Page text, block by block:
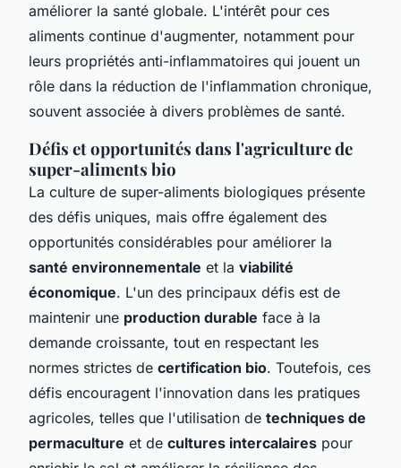
améliorer la santé globale. L'intérêt pour ces
aliments continue d'augmenter, notamment pour
leurs propriétés anti-inflammatoires qui jouent un
rôle dans la réduction de l'inflammation chronique,
souvent associée à divers problèmes de santé.
Défis et opportunités dans l'agriculture de
super-aliments bio
La culture de super-aliments biologiques présente
des défis uniques, mais offre également des
opportunités considérables pour améliorer la
santé environnementale et la viabilité
économique. L'un des principaux défis est de
maintenir une production durable face à la
demande croissante, tout en respectant les
normes strictes de certification bio. Toutefois, ces
défis encouragent l'innovation dans les pratiques
agricoles, telles que l'utilisation de techniques de
permaculture et de cultures intercalaires pour